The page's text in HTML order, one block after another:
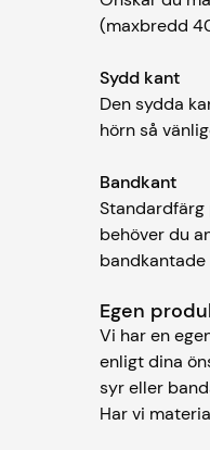
(maxbredd
Sydd kant
Den sydda
hörn så
Bandkant
behöver du
Egen
Vi har en
enligt dina
syr eller
Har vi